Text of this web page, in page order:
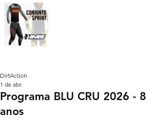
Programa BLU CRU 2026 - 8
anos
DirtAction
1 de abr.